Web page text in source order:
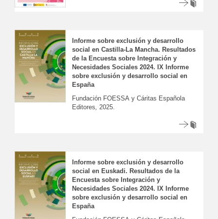
Informe sobre exclusión y desarrollo
social en Castilla-La Mancha. Resultados
de la Encuesta sobre Integración y
Necesidades Sociales 2024. IX Informe
sobre exclusión y desarrollo social en
España
Fundación FOESSA y Cáritas Española
Editores
2025.
Informe sobre exclusión y desarrollo
social en Euskadi. Resultados de la
Encuesta sobre Integración y
Necesidades Sociales 2024. IX Informe
sobre exclusión y desarrollo social en
España